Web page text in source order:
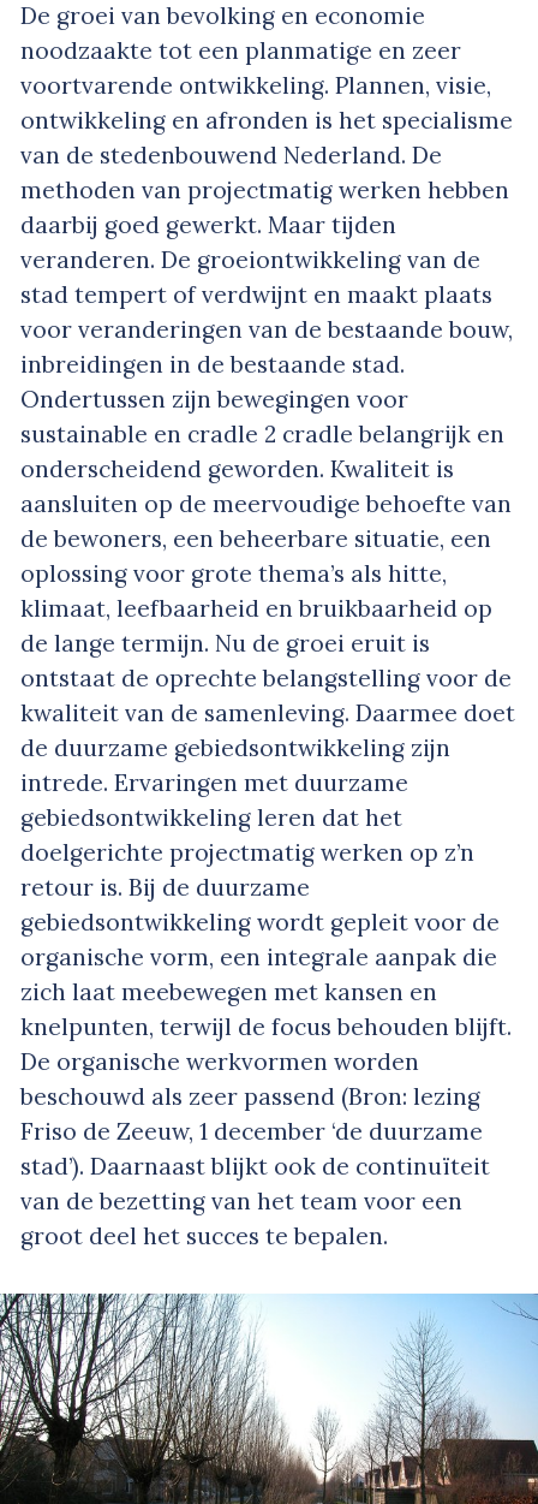
De groei van bevolking en economie
noodzaakte tot een planmatige en zeer
voortvarende ontwikkeling. Plannen, visie,
ontwikkeling en afronden is het specialisme
van de stedenbouwend Nederland. De
methoden van projectmatig werken hebben
daarbij goed gewerkt. Maar tijden
veranderen. De groeiontwikkeling van de
stad tempert of verdwijnt en maakt plaats
voor veranderingen van de bestaande bouw,
inbreidingen in de bestaande stad.
Ondertussen zijn bewegingen voor
sustainable en cradle 2 cradle belangrijk en
onderscheidend geworden. Kwaliteit is
aansluiten op de meervoudige behoefte van
de bewoners, een beheerbare situatie, een
oplossing voor grote thema’s als hitte,
klimaat, leefbaarheid en bruikbaarheid op
de lange termijn. Nu de groei eruit is
ontstaat de oprechte belangstelling voor de
kwaliteit van de samenleving. Daarmee doet
de duurzame gebiedsontwikkeling zijn
intrede. Ervaringen met duurzame
gebiedsontwikkeling leren dat het
doelgerichte projectmatig werken op z’n
retour is. Bij de duurzame
gebiedsontwikkeling wordt gepleit voor de
organische vorm, een integrale aanpak die
zich laat meebewegen met kansen en
knelpunten, terwijl de focus behouden blijft.
De organische werkvormen worden
beschouwd als zeer passend (Bron: lezing
Friso de Zeeuw, 1 december ‘de duurzame
stad’). Daarnaast blijkt ook de continuïteit
van de bezetting van het team voor een
groot deel het succes te bepalen.